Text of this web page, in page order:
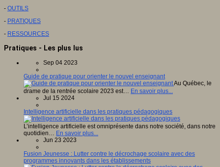
- OUTILS
- PRATIQUES
- RESSOURCES
Pratiques - Les plus lus
Sep 04 2023
Guide de pratique pour orienter le nouvel enseignant
Au Québec, le
drame de la rentrée scolaire 2023 est… En savoir plus...
Jul 15 2024
Intelligence artificielle dans les pratiques pédagogiques
L’intelligence artificielle est omniprésente dans notre société, dans notre
quotidien… En savoir plus...
Jun 23 2023
Fusion Jeunesse : Lutter contre le décrochage scolaire avec des
programmes innovants dans les établissements